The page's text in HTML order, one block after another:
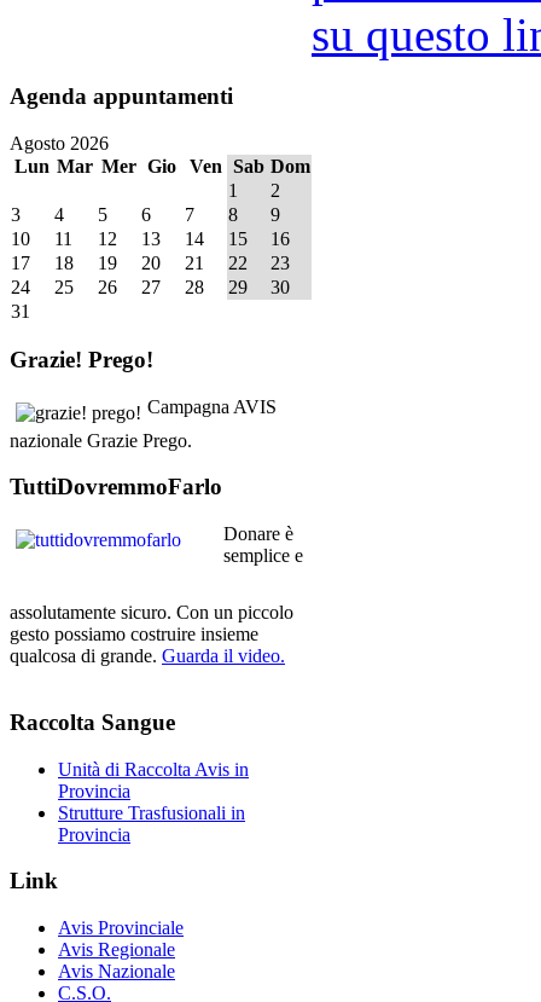
su questo
Agenda appuntamenti
Agosto 2026
Lun Mar Mer Gio Ven Sab Dom
1
2
3
4 5 6 7 8
9
10
11 12 13 14 15
16
17
18 19 20 21 22
23
24
25 26 27 28 29
30
31
Grazie! Prego!
Campagna AVIS
nazionale Grazie Prego.
TuttiDovremmoFarlo
Donare è
semplice e
assolutamente sicuro. Con un piccolo
gesto possiamo costruire insieme
qualcosa di grande. Guarda il video.
Raccolta Sangue
Unità di Raccolta Avis in
Provincia
Strutture Trasfusionali in
Provincia
Link
Avis Provinciale
Avis Regionale
Avis Nazionale
C.S.O.